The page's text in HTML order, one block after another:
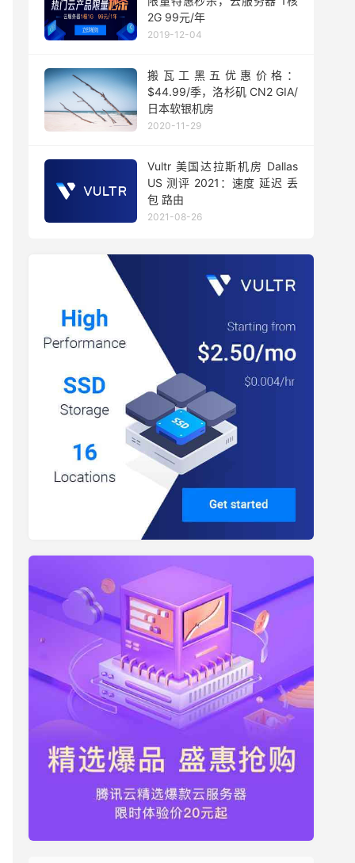
2G 99元/年
2019-12-04
搬瓦工黑五优惠价格：
$44.99/季，洛杉矶 CN2 GIA/
日本软银机房
2020-11-29
Vultr 美国达拉斯机房 Dallas
US 测评 2021：速度 延迟 丢
包 路由
2021-08-26